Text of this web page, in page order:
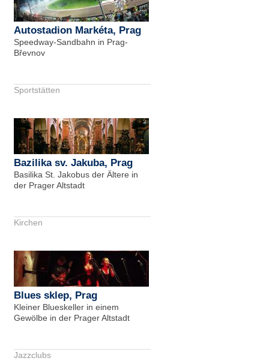
Autostadion Markéta, Prag
Speedway-Sandbahn in Prag-
Břevnov
Sportstätten
Bazilika sv. Jakuba, Prag
Basilika St. Jakobus der Ältere in
der Prager Altstadt
Kirchen
Blues sklep, Prag
Kleiner Blueskeller in einem
Gewölbe in der Prager Altstadt
Jazzclubs